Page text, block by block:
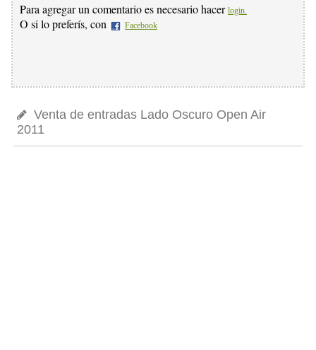
Para agregar un comentario es necesario hacer login.
O si lo preferís, con Facebook
Venta de entradas Lado Oscuro Open Air
2011